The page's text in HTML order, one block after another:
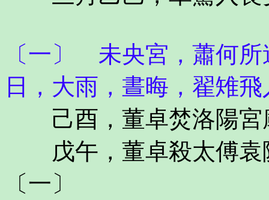
〔一〕 未央宮，蕭何
日，大雨，晝晦，翟雉
己酉，董卓焚洛陽宮
戊午，董卓殺太傅袁
〔一〕